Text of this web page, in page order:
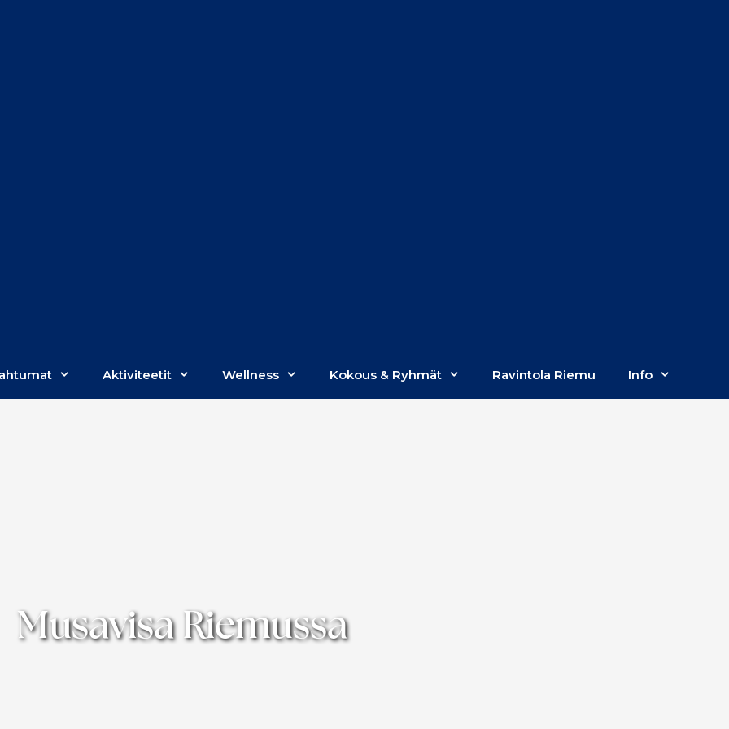
Aktiviteetit Wellness Kokous & Ryhmät Ravintola Riemu Info
Musavisa Riemussa